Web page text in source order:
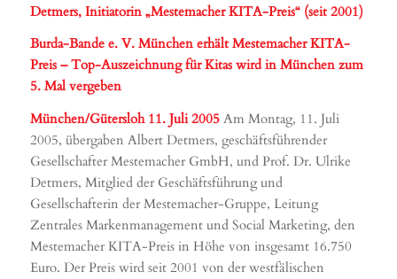
Detmers, Initiatorin „Mestemacher KITA-Preis“ (seit 2001)
Burda-Bande e. V. München erhält Mestemacher KITA-
Preis – Top-Auszeichnung für Kitas wird in München zum
5. Mal vergeben
München/Gütersloh 11. Juli 2005Am Montag, 11. Juli
2005, übergaben Albert Detmers, geschäftsführender
Gesellschafter Mestemacher GmbH, und Prof. Dr. Ulrike
Detmers, Mitglied der Geschäftsführung und
Gesellschafterin der Mestemacher-Gruppe, Leitung
Zentrales Markenmanagement und Social Marketing, den
Mestemacher KITA-Preis in Höhe von insgesamt 16.750
Euro. Der Preis wird seit 2001 von der westfälischen